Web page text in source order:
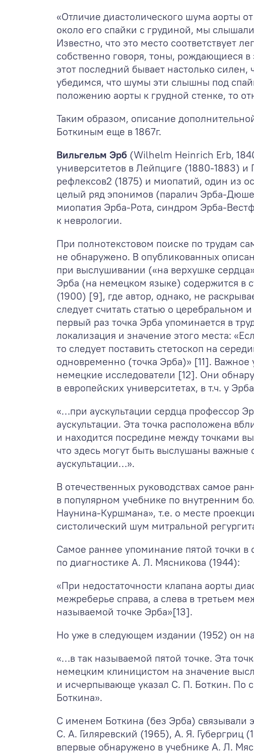
«Отличие диастолического шума аорты
около его спайки с грудиной, мы
Известно, что это место соответствует
собственно говоря, тоны, рождающиеся
этот последний бывает настолько
убедимся, что шумы эти слышны под
положению аорты к грудной стенке, то
Таким образом, описание
Боткиным еще в 1867г.
Вильгельм Эрб (Wilhelm Heinrich Erb,
университетов в Лейпциге (1880-1883)
рефлексов2 (1875) и миопатий, один из
целый ряд эпонимов (паралич Эрба-
миопатия Эрба-Рота, синдром Эрба-
к неврологии.
При полнотекстовом поиске по трудам
не обнаружено. В опубликованных
при выслушивании («на верхушке
Эрба (на немецком языке) содержится в
(1900) [9], где автор, однако, не
следует считать статью о церебральном
первый раз точка Эрба упоминается в
локализация и значение этого места:
то следует поставить стетоскоп на
одновременно (точка Эрба)» [11]. Важное
немецкие исследователи [12]. Они
в европейских университетах, в т.ч. у
«…при аускультации сердца профессор
аускультации. Эта точка расположена
и находится посредине между точками
что здесь могут быть выслушаны важные
аускультации…».
В отечественных руководствах самое
в популярном учебнике по внутренним
Наунина-Куршмана», т.е. о месте
систолический шум митральной
Самое раннее упоминание пятой точки
по диагностике А. Л. Мясникова (1944):
«При недостаточности клапана аорты
межреберье справа, а слева в третьем
называемой точке Эрба»[13].
Но уже в следующем издании (1952) он
«…в так называемой пятой точке. Эта
немецким клиницистом на значение
и исчерпывающе указал С. П. Боткин. По
Боткина».
С именем Боткина (без Эрба) связывали
С. А. Гиляревский (1965), А. Я.
впервые обнаружено в учебнике А. Л.